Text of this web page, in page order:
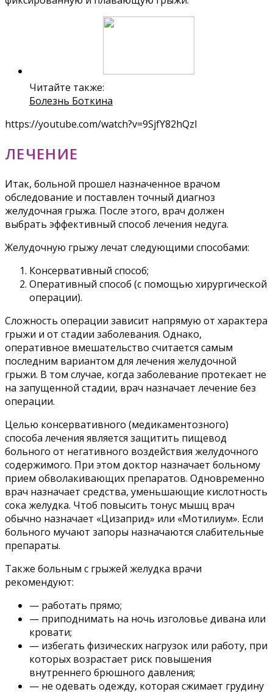
Читайте также:
Болезнь Боткина
https://youtube.com/watch?v=9SjfY82hQzI
ЛЕЧЕНИЕ
Итак, больной прошел назначенное врачом
обследование и поставлен точный диагноз
желудочная грыжа. После этого, врач должен
выбрать эффективный способ лечения недуга.
Желудочную грыжу лечат следующими способами:
Консервативный способ;
Оперативный способ (с помощью хирургической
операции).
Сложность операции зависит напрямую от характера
грыжи и от стадии заболевания. Однако,
оперативное вмешательство считается самым
последним вариантом для лечения желудочной
грыжи. В том случае, когда заболевание протекает не
на запущенной стадии, врач назначает лечение без
операции.
Целью консервативного (медикаментозного)
способа лечения является защитить пищевод
больного от негативного воздействия желудочного
содержимого. При этом доктор назначает больному
прием обволакивающих препаратов. Одновременно
врач назначает средства, уменьшающие кислотность
сока желудка. Чтоб повысить тонус мышц врач
обычно назначает «Цизаприд» или «Мотилиум». Если
больного мучают запоры назначаются слабительные
препараты.
Также больным с грыжей желудка врачи
рекомендуют:
— работать прямо;
— приподнимать на ночь изголовье дивана или
кровати;
— избегать физических нагрузок или работу, при
которых возрастает риск повышения
внутреннего брюшного давления;
— не одевать одежду, которая сжимает грудину